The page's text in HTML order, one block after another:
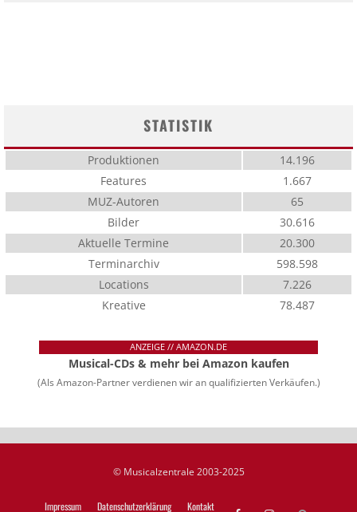
STATISTIK
Produktionen
14.196
Features
1.667
MUZ-Autoren
65
Bilder
30.616
Aktuelle Termine
20.300
Terminarchiv
598.598
Locations
7.226
Kreative
78.487
ANZEIGE // AMAZON.DE
Musical-CDs & mehr bei Amazon kaufen
(Als Amazon-Partner verdienen wir an qualifizierten Verkäufen.)
© Musicalzentrale 2003-2025
Impressum Datenschutzerklärung Kontakt